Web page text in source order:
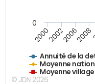
Annuité de la
Moyenne
Moyenne
2000200220062008
0
© JDN 2026